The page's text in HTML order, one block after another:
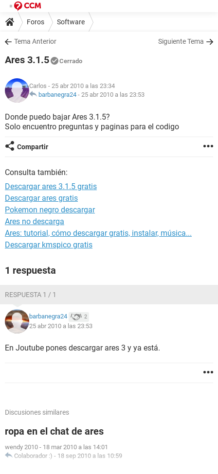
Foros Software
Tema Anterior Siguiente Tema
Ares 3.1.5 Cerrado
Carlos - 25 abr 2010 a las 23:34
barbanegra24 - 25 abr 2010 a las 23:53
Donde puedo bajar Ares 3.1.5?
Solo encuentro preguntas y paginas para el codigo
Compartir
Consulta también:
Descargar ares 3.1.5 gratis
Descargar ares gratis
Pokemon negro descargar
Ares no descarga
Ares: tutorial, cómo descargar gratis, instalar, música...
Descargar kmspico gratis
1 respuesta
RESPUESTA 1 / 1
barbanegra24 2
25 abr 2010 a las 23:53
En Joutube pones descargar ares 3 y ya está.
Discusiones similares
ropa en el chat de ares
wendy 2010 - 18 mar 2010 a las 14:01
Colaborador :) - 18 sep 2010 a las 10:59